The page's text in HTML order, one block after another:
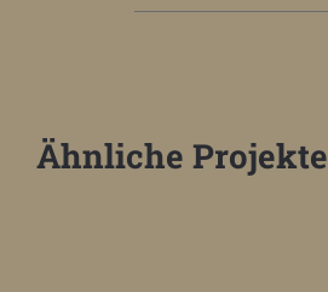
Ähnliche Projekte